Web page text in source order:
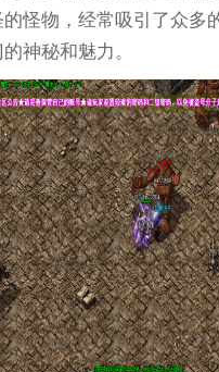
怪物，经常吸引了众多
神秘和魅力。